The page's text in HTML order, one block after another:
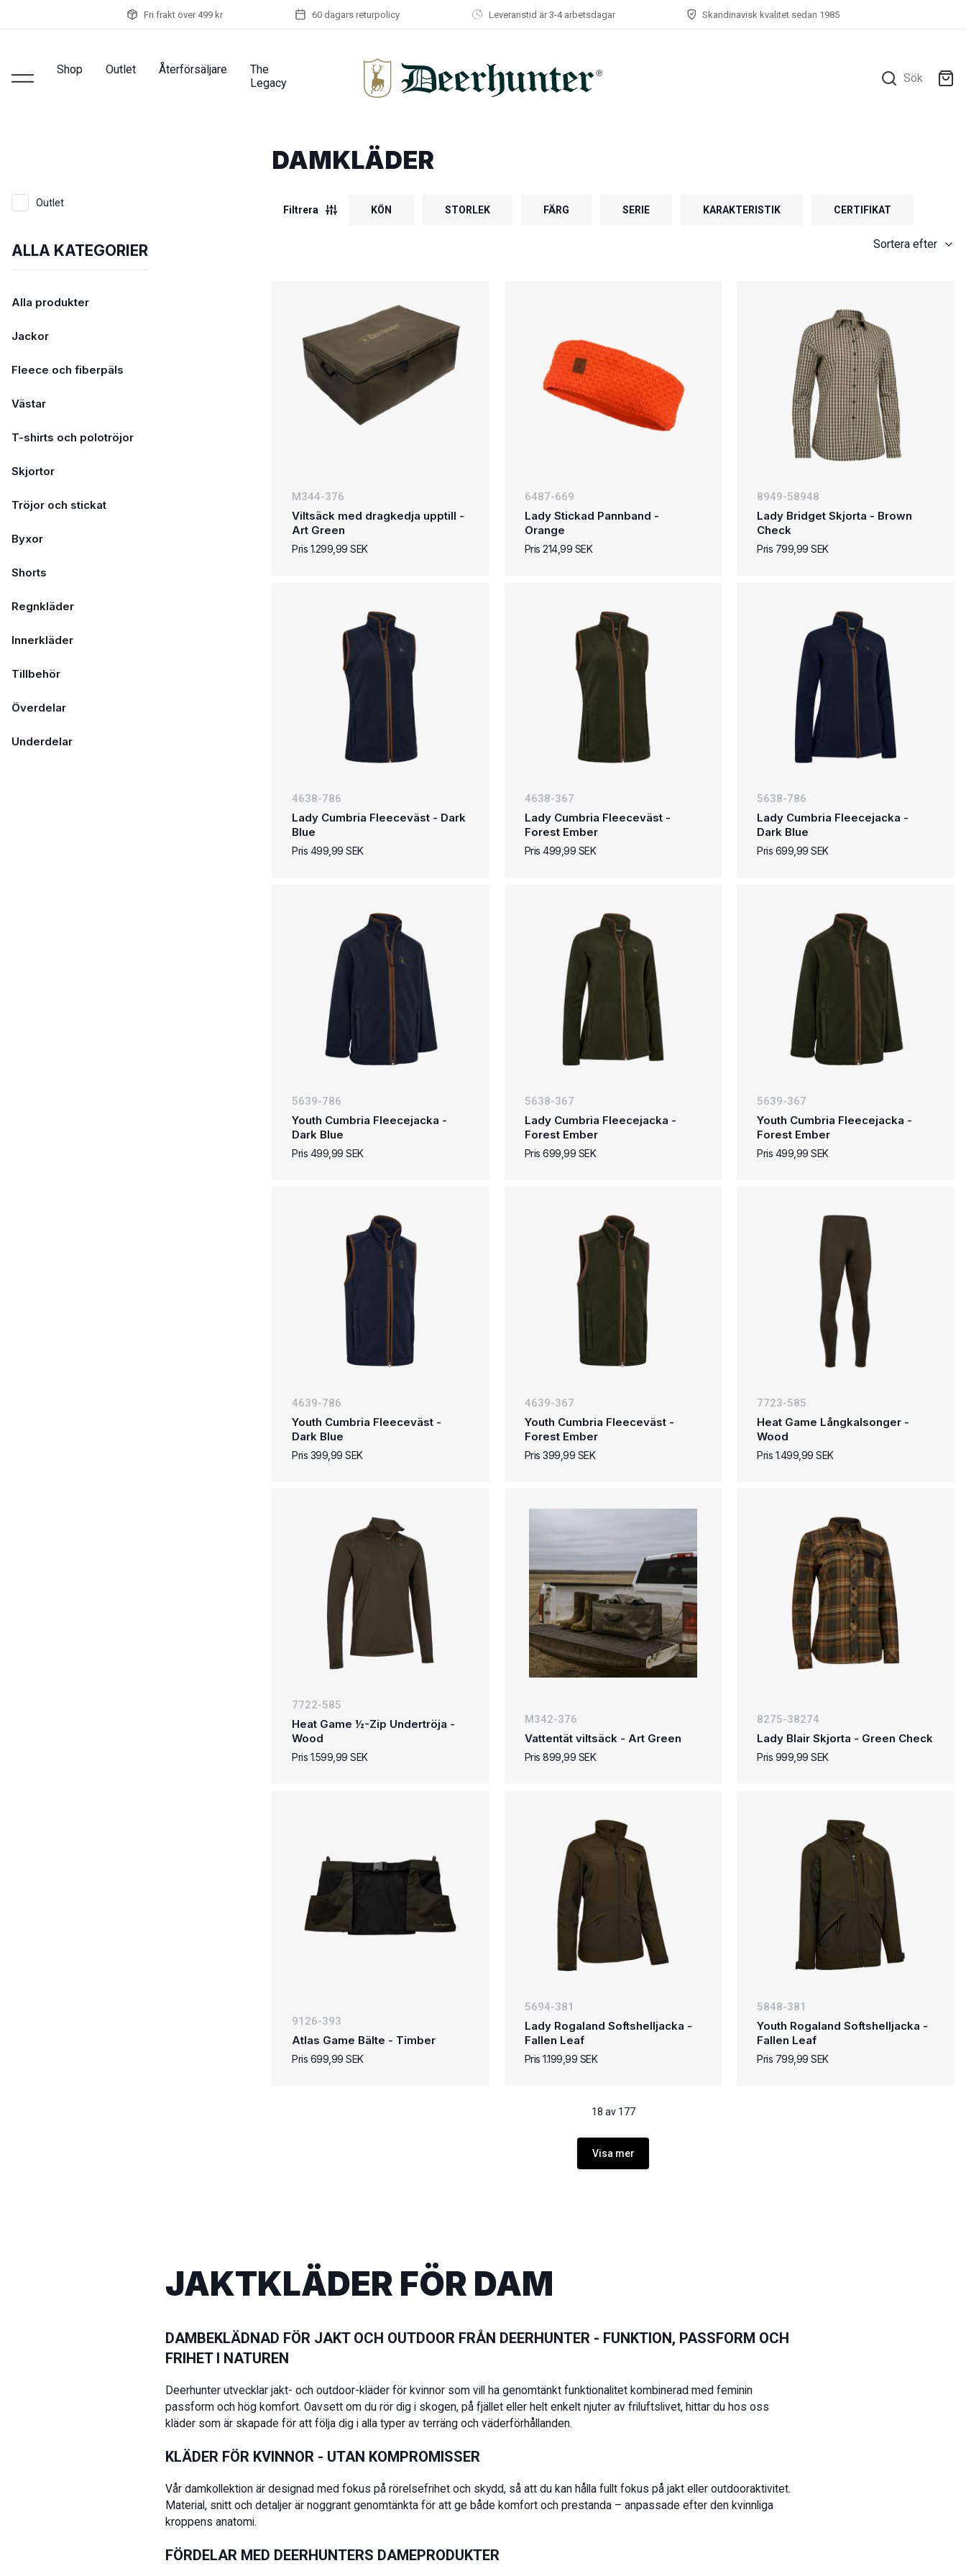
Fri frakt över 499 kr 60 dagars returpolicy Leveranstid är 3-4 arbetsdagar Skandinavisk kvalitet sedan 1985
Shop Outlet Återförsäljare
The
Legacy
Sök
DAMKLÄDER
Outlet
ALLA KATEGORIER
Alla produkter
Jackor
Fleece och fiberpäls
Västar
T-shirts och polotröjor
Skjortor
Tröjor och stickat
Byxor
Shorts
Regnkläder
Innerkläder
Tillbehör
Överdelar
Underdelar
Filtrera KÖN STORLEK FÄRG SERIE KARAKTERISTIK CERTIFIKAT
Sortera efter
M344-376
Viltsäck med dragkedja upptill -
Art Green
Pris 1.299,99 SEK
6487-669
Lady Stickad Pannband -
Orange
Pris 214,99 SEK
8949-58948
Lady Bridget Skjorta - Brown
Check
Pris 799,99 SEK
4638-786
Lady Cumbria Fleeceväst - Dark
Blue
Pris 499,99 SEK
4638-367
Lady Cumbria Fleeceväst -
Forest Ember
Pris 499,99 SEK
5638-786
Lady Cumbria Fleecejacka -
Dark Blue
Pris 699,99 SEK
5639-786
Youth Cumbria Fleecejacka -
Dark Blue
Pris 499,99 SEK
5638-367
Lady Cumbria Fleecejacka -
Forest Ember
Pris 699,99 SEK
5639-367
Youth Cumbria Fleecejacka -
Forest Ember
Pris 499,99 SEK
4639-786
Youth Cumbria Fleeceväst -
Dark Blue
Pris 399,99 SEK
4639-367
Youth Cumbria Fleeceväst -
Forest Ember
Pris 399,99 SEK
7723-585
Heat Game Långkalsonger -
Wood
Pris 1.499,99 SEK
7722-585
Heat Game ½-Zip Undertröja -
Wood
Pris 1.599,99 SEK
M342-376
Vattentät viltsäck - Art Green
Pris 899,99 SEK
8275-38274
Lady Blair Skjorta - Green Check
Pris 999,99 SEK
9126-393
Atlas Game Bälte - Timber
Pris 699,99 SEK
5694-381
Lady Rogaland Softshelljacka -
Fallen Leaf
Pris 1.199,99 SEK
5848-381
Youth Rogaland Softshelljacka -
Fallen Leaf
Pris 799,99 SEK
18 av 177
Visa mer
JAKTKLÄDER FÖR DAM
DAMBEKLÄDNAD FÖR JAKT OCH OUTDOOR FRÅN DEERHUNTER - FUNKTION, PASSFORM OCH
FRIHET I NATUREN
Deerhunter utvecklar jakt- och outdoor-kläder för kvinnor som vill ha genomtänkt funktionalitet kombinerad med feminin
passform och hög komfort. Oavsett om du rör dig i skogen, på fjället eller helt enkelt njuter av friluftslivet, hittar du hos oss
kläder som är skapade för att följa dig i alla typer av terräng och väderförhållanden.
KLÄDER FÖR KVINNOR - UTAN KOMPROMISSER
Vår damkollektion är designad med fokus på rörelsefrihet och skydd, så att du kan hålla fullt fokus på jakt eller outdooraktivitet.
Material, snitt och detaljer är noggrant genomtänkta för att ge både komfort och prestanda – anpassade efter den kvinnliga
kroppens anatomi.
FÖRDELAR MED DEERHUNTERS DAMEPRODUKTER